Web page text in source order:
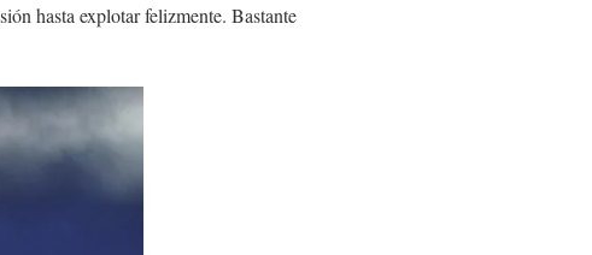
hasta explotar felizmente. Bastante